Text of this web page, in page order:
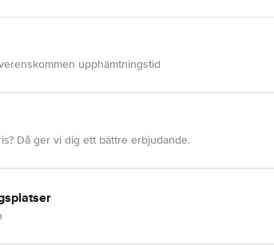
upphämtningstid
Då ger vi dig ett bättre erbjudande.